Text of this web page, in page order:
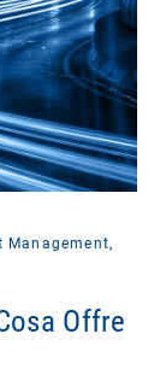
Management,
Offre